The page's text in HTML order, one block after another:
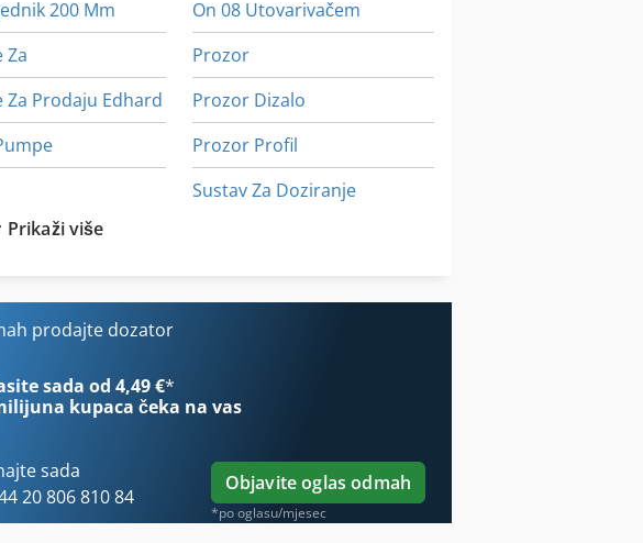
200 Mm
Za
Za Prodaju Edhard
Auto Prijevoz
Glave
On 08 Utovarivačem
Prozor
Prozor Dizalo
Prozor Profil
Sustav Za Doziranje
Prikaži više
prodajte dozator
sada od 4,49 €*
kupaca čeka na vas
sada
20 806 810 84
Objavite oglas odmah
*po oglasu/mjesec